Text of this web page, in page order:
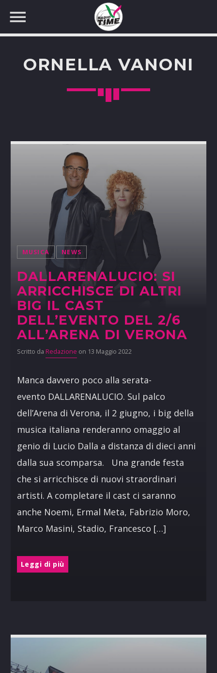
ORNELLA VANONI
MUSICA NEWS
DALLARENALUCIO: SI
ARRICCHISCE DI ALTRI
BIG IL CAST
DELL’EVENTO DEL 2/6
ALL’ARENA DI VERONA
Scritto da Redazione on 13 Maggio 2022
Manca davvero poco alla serata-
evento DALLARENALUCIO. Sul palco
dell’Arena di Verona, il 2 giugno, i big della
musica italiana renderanno omaggio al
genio di Lucio Dalla a distanza di dieci anni
dalla sua scomparsa. Una grande festa
che si arricchisce di nuovi straordinari
artisti. A completare il cast ci saranno
anche Noemi, Ermal Meta, Fabrizio Moro,
Marco Masini, Stadio, Francesco […]
Leggi di più